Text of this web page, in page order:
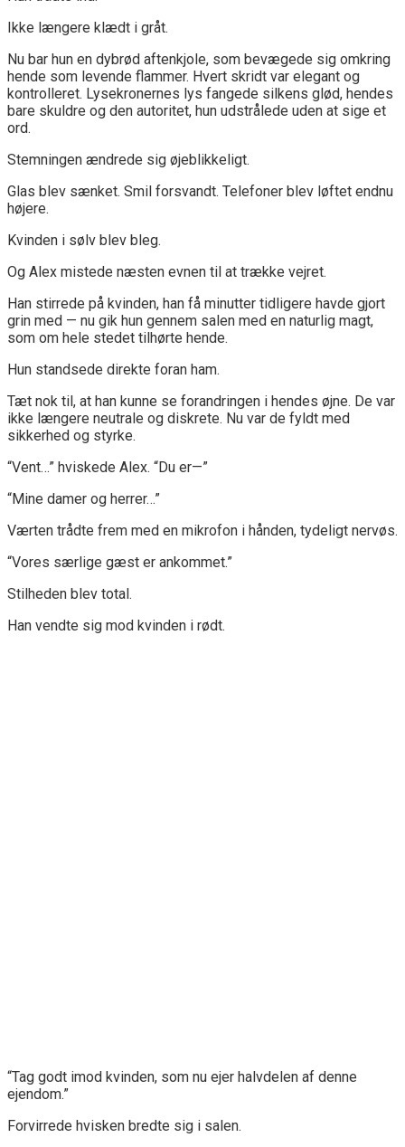
Ikke længere klædt i gråt.
Nu bar hun en dybrød aftenkjole, som bevægede sig omkring
hende som levende flammer. Hvert skridt var elegant og
kontrolleret. Lysekronernes lys fangede silkens glød, hendes
bare skuldre og den autoritet, hun udstrålede uden at sige et
ord.
Stemningen ændrede sig øjeblikkeligt.
Glas blev sænket. Smil forsvandt. Telefoner blev løftet endnu
højere.
Kvinden i sølv blev bleg.
Og Alex mistede næsten evnen til at trække vejret.
Han stirrede på kvinden, han få minutter tidligere havde gjort
grin med — nu gik hun gennem salen med en naturlig magt,
som om hele stedet tilhørte hende.
Hun standsede direkte foran ham.
Tæt nok til, at han kunne se forandringen i hendes øjne. De var
ikke længere neutrale og diskrete. Nu var de fyldt med
sikkerhed og styrke.
“Vent…” hviskede Alex. “Du er—”
“Mine damer og herrer…”
Værten trådte frem med en mikrofon i hånden, tydeligt nervøs.
“Vores særlige gæst er ankommet.”
Stilheden blev total.
Han vendte sig mod kvinden i rødt.
“Tag godt imod kvinden, som nu ejer halvdelen af denne
ejendom.”
Forvirrede hvisken bredte sig i salen.